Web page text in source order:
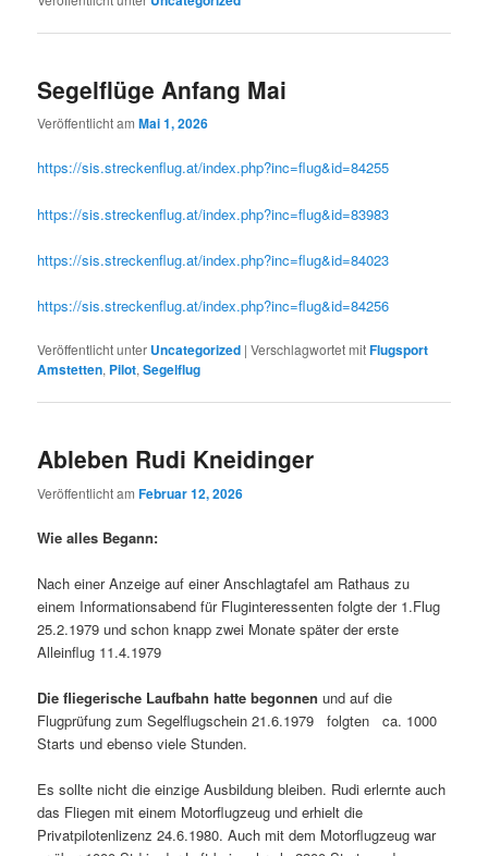
Segelflüge Anfang Mai
Veröffentlicht amMai 1, 2026
https://sis.streckenflug.at/index.php?inc=flug&id=84255
https://sis.streckenflug.at/index.php?inc=flug&id=83983
https://sis.streckenflug.at/index.php?inc=flug&id=84023
https://sis.streckenflug.at/index.php?inc=flug&id=84256
Veröffentlicht unter Uncategorized |Verschlagwortet mitFlugsport
Amstetten, Pilot,Segelflug
Ableben Rudi Kneidinger
Veröffentlicht amFebruar 12, 2026
Wie alles Begann:
Nach einer Anzeige auf einer Anschlagtafel am Rathaus zu
einem Informationsabend für Fluginteressenten folgte der 1.Flug
25.2.1979 und schon knapp zwei Monate später der erste
Alleinflug 11.4.1979
Die fliegerische Laufbahn hatte begonnen und auf die
Flugprüfung zum Segelflugschein 21.6.1979 folgten ca. 1000
Starts und ebenso viele Stunden.
Es sollte nicht die einzige Ausbildung bleiben. Rudi erlernte auch
das Fliegen mit einem Motorflugzeug und erhielt die
Privatpilotenlizenz 24.6.1980. Auch mit dem Motorflugzeug war